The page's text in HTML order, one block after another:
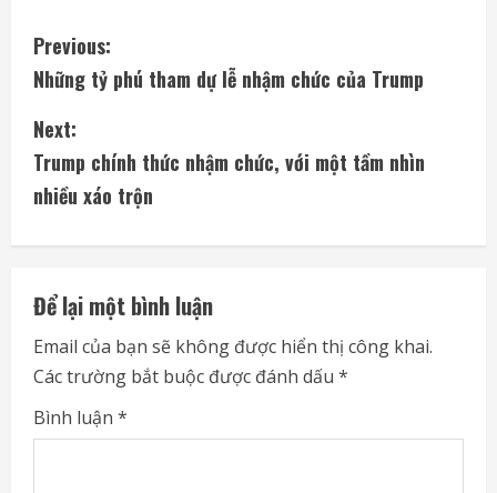
C
o
n
t
i
n
u
e
R
Previous:
Những tỷ phú tham dự lễ nhậm chức của Trump
Next:
Trump chính thức nhậm chức, với một tầm nhìn
nhiều xáo trộn
Để lại một bình luận
Email của bạn sẽ không được hiển thị công khai.
Các trường bắt buộc được đánh dấu *
Bình luận *